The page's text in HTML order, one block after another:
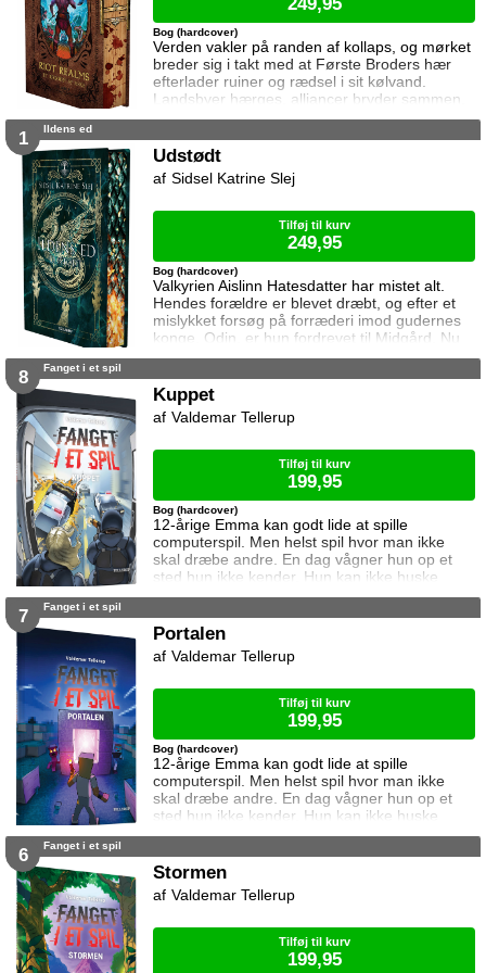
Verden vakler på randen af kollaps, og mørket
breder sig i takt med at Første Broders hær
efterlader ruiner og rædsel i sit kølvand.
Landsbyer hærges, alliancer bryder sammen,
og håbet bliver sværere at holde fast i. Bob og
kæmper stadig – for overlevelse, for hinanden,
for en verden der smuldrer mellem hænderne
på dem. Alle veje fører mod nord. Mod én
Bog (hardcover)
1 Ildens ed
Udstødt
Valkyrien Aislinn Hatesdatter har mistet alt.
Hendes forældre er blevet dræbt, og efter et
mislykket forsøg på forræderi imod gudernes
konge, Odin, er hun fordrevet til Midgård. Nu
står hun alene tilbage i det øde
besluttet på at dræbe hende. Da Aislinns
ægtemand, som hun blev tvunget til at gifte sig
med i et arrangeret ægteskab, uventet redder
Bog (hardcover)
Sidsel Katrine Slej
Tilføj til kurv
249,95
8 Fanget i et spil
Kuppet
12-årige Emma kan godt lide at spille
computerspil. Men helst spil hvor man ikke
skal dræbe andre. En dag vågner hun op et
sted hun ikke kender. Hun kan ikke huske
hvordan hun er kommet dertil, og hun aner
eneste hjælp hun får, er et ur som skriver
hende til at stjæle noget fra en bank. Kan
Bog (hardcover)
Valdemar Tellerup
Tilføj til kurv
199,95
7 Fanget i et spil
Portalen
12-årige Emma kan godt lide at spille
computerspil. Men helst spil hvor man ikke
skal dræbe andre. En dag vågner hun op et
sted hun ikke kender. Hun kan ikke huske
hvordan hun er kommet dertil, og hun aner
eneste hjælp hun får, er et ur som skriver
hende til at lave en portal i en verden fyldt
Bog (hardcover)
Valdemar Tellerup
Tilføj til kurv
199,95
6 Fanget i et spil
Stormen
Valdemar Tellerup
Tilføj til kurv
199,95